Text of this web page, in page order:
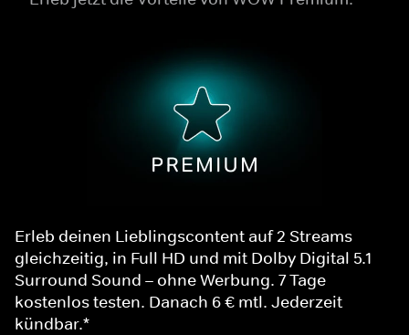
Erleb deinen Lieblingscontent auf 2 Streams
gleichzeitig, in Full HD und mit Dolby Digital 5.1
Surround Sound – ohne Werbung. 7 Tage
kostenlos testen. Danach 6 € mtl. Jederzeit
kündbar.*